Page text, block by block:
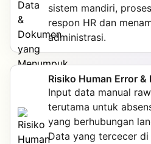
sistem mandiri,
respon HR dan
administrasi.
Risiko Human Error
Input data manual
terutama untuk
yang berhubungan
Data yang tercecer